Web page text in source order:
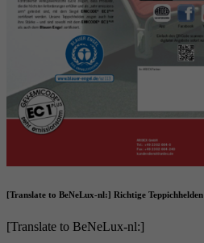
[Translate to BeNeLux-nl:] Richtige Teppichhelden
[Translate to BeNeLux-nl:]